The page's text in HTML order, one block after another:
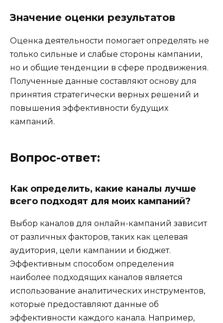
Значение оценки результатов
Оценка деятельности помогает определять не
только сильные и слабые стороны кампании,
но и общие тенденции в сфере продвижения.
Полученные данные составляют основу для
принятия стратегически верных решений и
повышения эффективности будущих
кампаний.
Вопрос-ответ:
Как определить, какие каналы лучше
всего подходят для моих кампаний?
Выбор каналов для онлайн-кампаний зависит
от различных факторов, таких как целевая
аудитория, цели кампании и бюджет.
Эффективным способом определения
наиболее подходящих каналов является
использование аналитических инструментов,
которые предоставляют данные об
эффективности каждого канала. Например,